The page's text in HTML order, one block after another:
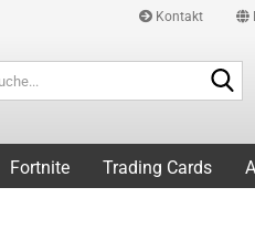
Kontakt
Fortnite Trading Cards